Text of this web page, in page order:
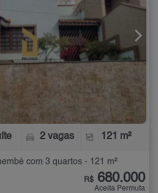
2 vagas 121 m²
com 3 quartos - 121 m²
R$ 680.000
Aceita Permuta